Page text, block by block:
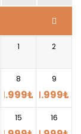
1 2
8
1.999₺
9
1.999₺
15 16